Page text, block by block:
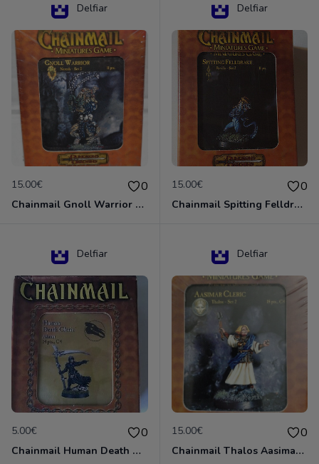
Delfiar
15.00€ 0
Chainmail Gnoll Warrior Dungeons & Dragons
Delfiar
15.00€ 0
Chainmail Spitting Felldrake
Delfiar
5.00€ 0
Chainmail Human Death Cleric
Delfiar
15.00€ 0
Chainmail Thalos Aasimar Cleric